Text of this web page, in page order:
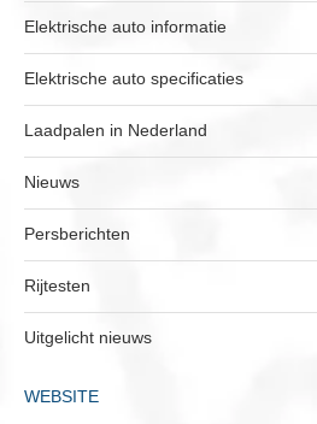
Elektrische auto informatie
Elektrische auto specificaties
Laadpalen in Nederland
Nieuws
Persberichten
Rijtesten
Uitgelicht nieuws
WEBSITE